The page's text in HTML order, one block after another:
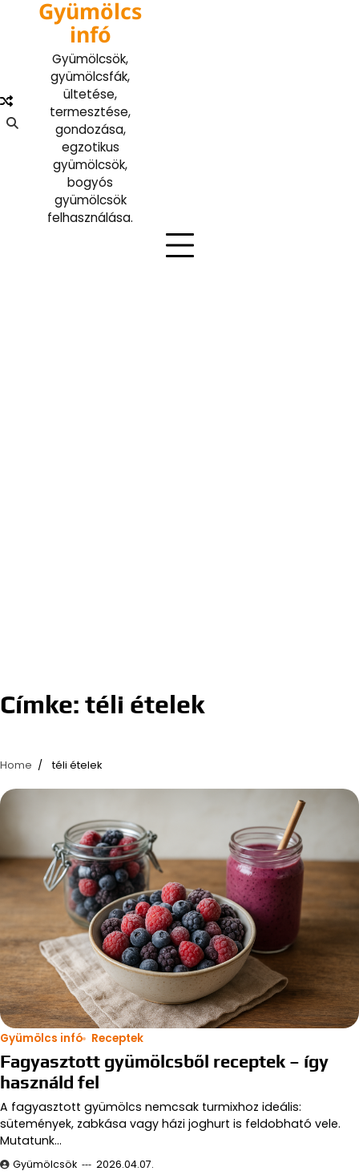
Gyümölcs
infó
Gyümölcsök,
gyümölcsfák,
ültetése,
termesztése,
gondozása,
egzotikus
gyümölcsök,
bogyós
gyümölcsök
felhasználása.
Címke: téli ételek
Home téli ételek
Gyümölcs infó Receptek
Fagyasztott gyümölcsből receptek – így
használd fel
A fagyasztott gyümölcs nemcsak turmixhoz ideális:
sütemények, zabkása vagy házi joghurt is feldobható vele.
Mutatunk…
Gyümölcsök 2026.04.07.